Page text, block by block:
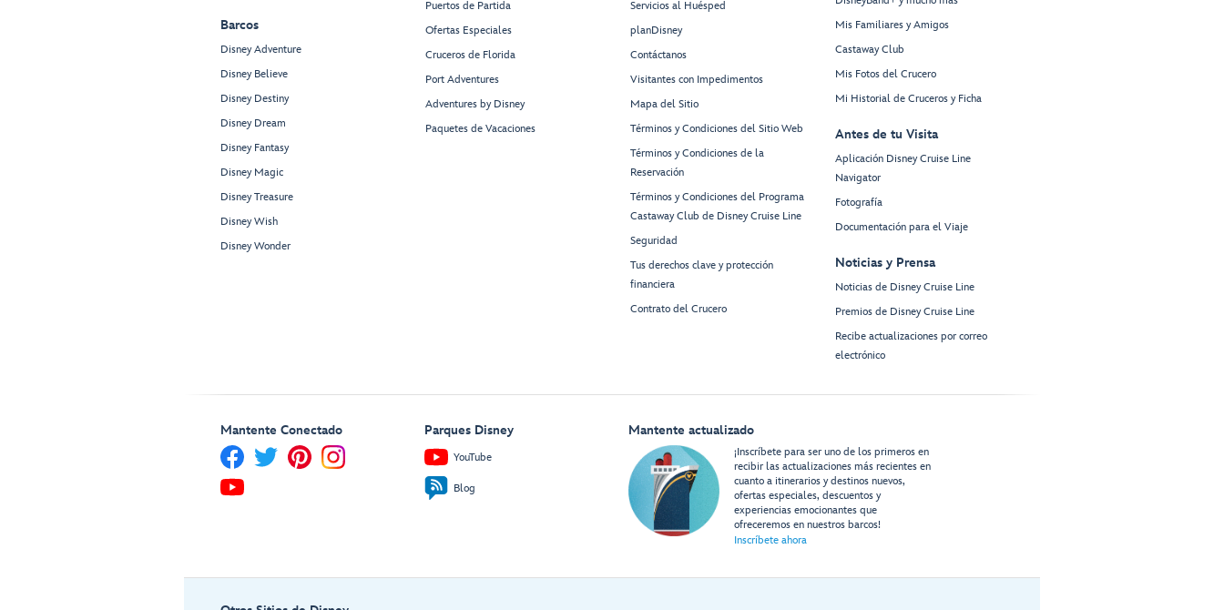
Barcos
Disney Adventure
Disney Believe
Disney Destiny
Disney Dream
Disney Fantasy
Disney Magic
Disney Treasure
Disney Wish
Disney Wonder
Puertos de Partida
Ofertas Especiales
Cruceros de Florida
Port Adventures
Adventures by Disney
Paquetes de Vacaciones
Servicios al Huésped
planDisney
Contáctanos
Visitantes con Impedimentos
Mapa del Sitio
Términos y Condiciones del Sitio Web
Términos y Condiciones de la
Reservación
Términos y Condiciones del Programa
Castaway Club de Disney Cruise Line
Seguridad
Tus derechos clave y protección
financiera
Contrato del Crucero
Mis Familiares y Amigos
Castaway Club
Mis Fotos del Crucero
Mi Historial de Cruceros y Ficha
Antes de tu Visita
Aplicación Disney Cruise Line
Navigator
Fotografía
Documentación para el Viaje
Noticias y Prensa
Noticias de Disney Cruise Line
Premios de Disney Cruise Line
Recibe actualizaciones por correo
electrónico
Mantente Conectado Parques Disney
YouTube
Blog
Mantente actualizado
¡Inscríbete para ser uno de los primeros en
recibir las actualizaciones más recientes en
cuanto a itinerarios y destinos nuevos,
ofertas especiales, descuentos y
experiencias emocionantes que
ofreceremos en nuestros barcos!
Inscríbete ahora